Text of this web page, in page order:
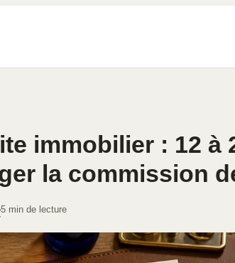
immobilier : 12 à
la commission
·
5 min de lecture